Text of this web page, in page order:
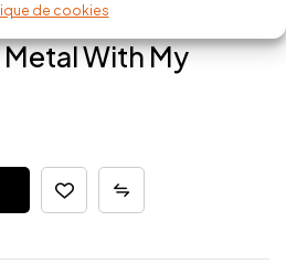
de cookies
With My